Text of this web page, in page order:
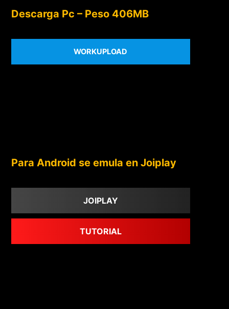
Descarga Pc – Peso 406MB
WORKUPLOAD
Para Android se emula en Joiplay
JOIPLAY
TUTORIAL